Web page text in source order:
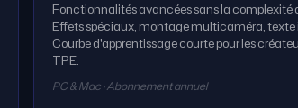
Fonctionnalités avancées sans la complexité
Effets spéciaux, montage multicaméra,
Courbe d'apprentissage courte pour les
TPE.
PC & Mac · Abonnement annuel